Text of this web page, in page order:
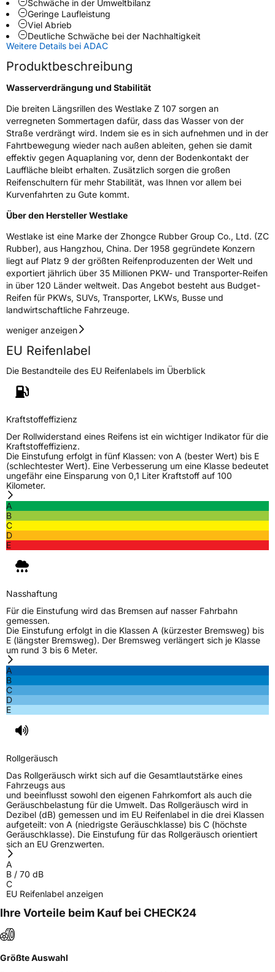
SchlauchtypTL
ZustandNeureifen
Effizienz
NasshaftungB
Rollgeräusch (Klasse)B
Rollgeräusch (dB)70
FahrzeugklasseC1
3PMSF / Schneeflockensymbol / Alpine-SymbolNein
EPREL ID455733
Allgemeine Produktsicherheit (GPSR)
30419 Hannover Nordrhein-Westfalen
Schwäche in der Umweltbilanz
Geringe Laufleistung
Viel Abrieb
Deutliche Schwäche bei der Nachhaltigkeit
Weitere Details bei ADAC
Produktbeschreibung
Wasserverdrängung und Stabilität
Die breiten Längsrillen des Westlake Z 107 sorgen an
verregneten Sommertagen dafür, dass das Wasser von der
Straße verdrängt wird. Indem sie es in sich aufnehmen und in der
Fahrtbewegung wieder nach außen ableiten, gehen sie damit
effektiv gegen Aquaplaning vor, denn der Bodenkontakt der
Lauffläche bleibt erhalten. Zusätzlich sorgen die großen
Reifenschultern für mehr Stabilität, was Ihnen vor allem bei
Kurvenfahrten zu Gute kommt.
Über den Hersteller Westlake
Westlake ist eine Marke der Zhongce Rubber Group Co., Ltd. (ZC
Rubber), aus Hangzhou, China. Der 1958 gegründete Konzern
liegt auf Platz 9 der größten Reifenproduzenten der Welt und
exportiert jährlich über 35 Millionen PKW- und Transporter-Reifen
in über 120 Länder weltweit. Das Angebot besteht aus Budget-
Reifen für PKWs, SUVs, Transporter, LKWs, Busse und
landwirtschaftliche Fahrzeuge.
weniger anzeigen
EU Reifenlabel
Die Bestandteile des EU Reifenlabels im Überblick
Kraftstoffeffizienz
Der Rollwiderstand eines Reifens ist ein wichtiger Indikator für die
Kraftstoffeffizienz.
Die Einstufung erfolgt in fünf Klassen: von A (bester Wert) bis E
(schlechtester Wert). Eine Verbesserung um eine Klasse bedeutet
ungefähr eine Einsparung von 0,1 Liter Kraftstoff auf 100
Kilometer.
A
B
C
D
E
Nasshaftung
Für die Einstufung wird das Bremsen auf nasser Fahrbahn
gemessen.
Die Einstufung erfolgt in die Klassen A (kürzester Bremsweg) bis
E (längster Bremsweg). Der Bremsweg verlängert sich je Klasse
um rund 3 bis 6 Meter.
A
B
C
D
E
Rollgeräusch
Das Rollgeräusch wirkt sich auf die Gesamtlautstärke eines
Fahrzeugs aus
und beeinflusst sowohl den eigenen Fahrkomfort als auch die
Geräuschbelastung für die Umwelt. Das Rollgeräusch wird in
Dezibel (dB) gemessen und im EU Reifenlabel in die drei Klassen
aufgeteilt: von A (niedrigste Geräuschklasse) bis C (höchste
Geräuschklasse). Die Einstufung für das Rollgeräusch orientiert
sich an EU Grenzwerten.
A
B / 70 dB
C
EU Reifenlabel anzeigen
Ihre Vorteile beim Kauf bei CHECK24
Größte Auswahl